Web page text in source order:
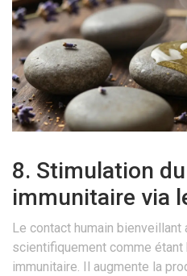
8. Stimulation
immunitaire via
Le contact humain bienveillant
scientifiquement comme
immunitaire. Il augmente la